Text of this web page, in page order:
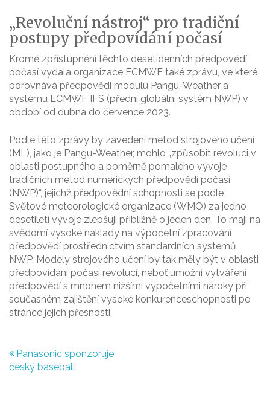
„Revoluční nástroj“ pro tradiční
postupy předpovídání počasí
Kromě zpřístupnění těchto desetidenních předpovědí
počasí vydala organizace ECMWF také zprávu, ve které
porovnává předpovědi modulu Pangu-Weather a
systému ECMWF IFS (přední globální systém NWP) v
období od dubna do července 2023.
Podle této zprávy by zavedení metod strojového učení
(ML), jako je Pangu-Weather, mohlo „způsobit revoluci v
oblasti postupného a poměrně pomalého vývoje
tradičních metod numerických předpovědí počasí
(NWP)“, jejichž předpovědní schopnosti se podle
Světové meteorologické organizace (WMO) za jedno
desetiletí vývoje zlepšují přibližně o jeden den. To mají na
svědomí vysoké náklady na výpočetní zpracování
předpovědí prostřednictvím standardních systémů
NWP. Modely strojového učení by tak měly být v oblasti
předpovídání počasí revolucí, neboť umožní vytváření
předpovědí s mnohem nižšími výpočetními nároky při
současném zajištění vysoké konkurenceschopnosti po
stránce jejich přesnosti.
Navigace
pro
Panasonic sponzoruje
český baseball